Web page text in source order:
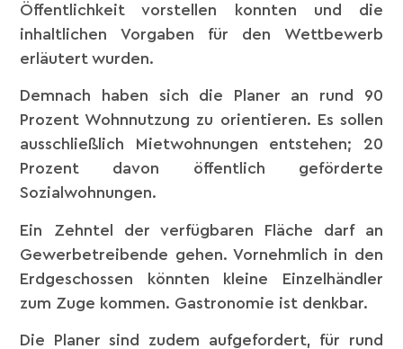
Öffentlichkeit vorstellen konnten und die
inhaltlichen Vorgaben für den Wettbewerb
erläutert wurden.
Demnach haben sich die Planer an rund 90
Prozent Wohnnutzung zu orientieren. Es sollen
ausschließlich Mietwohnungen entstehen; 20
Prozent davon öffentlich geförderte
Sozialwohnungen.
Ein Zehntel der verfügbaren Fläche darf an
Gewerbetreibende gehen. Vornehmlich in den
Erdgeschossen könnten kleine Einzelhändler
zum Zuge kommen. Gastronomie ist denkbar.
Die Planer sind zudem aufgefordert, für rund